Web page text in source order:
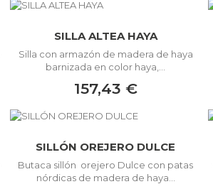
SILLA ALTEA HAYA
Silla con armazón de madera de haya
barnizada en color haya,...
157,43 €
SILLÓN OREJERO DULCE
Butaca sillón orejero Dulce con patas
nórdicas de madera de haya...